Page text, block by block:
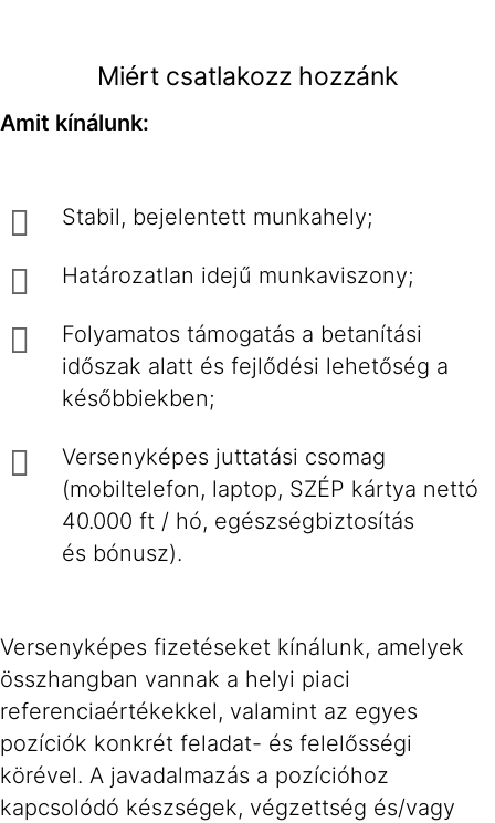
Miért csatlakozz hozzánk
Amit kínálunk:
Stabil, bejelentett munkahely;
Határozatlan idejű munkaviszony;
Folyamatos támogatás a betanítási
időszak alatt és fejlődési lehetőség a
későbbiekben;
Versenyképes juttatási csomag
(mobiltelefon, laptop, SZÉP kártya nettó
40.000 ft / hó, egészségbiztosítás
és bónusz).
Versenyképes fizetéseket kínálunk, amelyek
összhangban vannak a helyi piaci
referenciaértékekkel, valamint az egyes
pozíciók konkrét feladat- és felelősségi
körével. A javadalmazás a pozícióhoz
kapcsolódó készségek, végzettség és/vagy